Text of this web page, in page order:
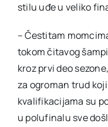
stilu uđe u veliko
– Čestitam
tokom čitavog
kroz prvi deo
za ogroman trud
kvalifikacijama su
u polufinalu sve